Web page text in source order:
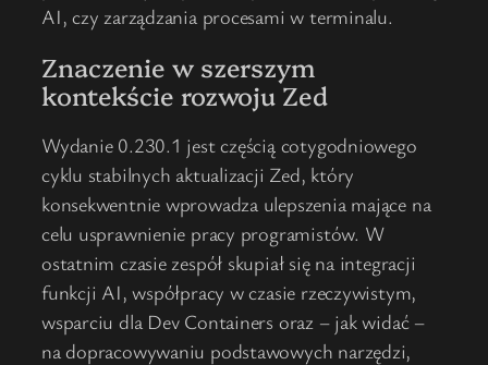
AI, czy zarządzania procesami w terminalu.
Znaczenie w szerszym
kontekście rozwoju Zed
Wydanie 0.230.1 jest częścią cotygodniowego
cyklu stabilnych aktualizacji Zed, który
konsekwentnie wprowadza ulepszenia mające na
celu usprawnienie pracy programistów. W
ostatnim czasie zespół skupiał się na integracji
funkcji AI, współpracy w czasie rzeczywistym,
wsparciu dla Dev Containers oraz – jak widać –
na dopracowywaniu podstawowych narzędzi,